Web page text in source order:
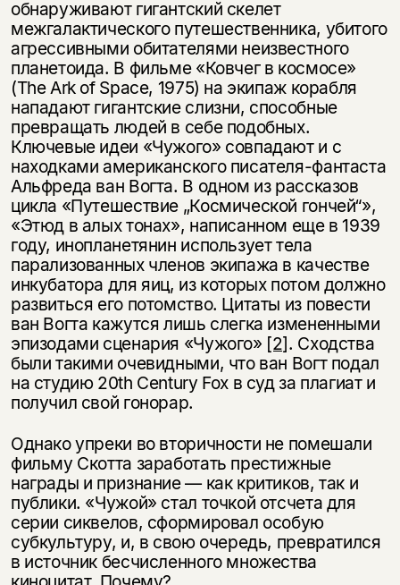
обнаруживают гигантский скелет
межгалактического путешественника, убитого
агрессивными обитателями неизвестного
планетоида. В фильме «Ковчег в космосе»
(The Ark of Space, 1975) на экипаж корабля
нападают гигантские слизни, способные
превращать людей в себе подобных.
Ключевые идеи «Чужого» совпадают и с
находками американского писателя-фантаста
Альфреда ван Вогта. В одном из рассказов
цикла «Путешествие „Космической гончей“»,
«Этюд в алых тонах», написанном еще в 1939
году, инопланетянин использует тела
парализованных членов экипажа в качестве
инкубатора для яиц, из которых потом должно
развиться его потомство. Цитаты из повести
ван Вогта кажутся лишь слегка измененными
эпизодами сценария «Чужого» [2]. Сходства
были такими очевидными, что ван Вогт подал
на студию 20th Century Fox в суд за плагиат и
получил свой гонорар.
Однако упреки во вторичности не помешали
фильму Скотта заработать престижные
награды и признание — как критиков, так и
публики. «Чужой» стал точкой отсчета для
серии сиквелов, сформировал особую
субкультуру, и, в свою очередь, превратился
в источник бесчисленного множества